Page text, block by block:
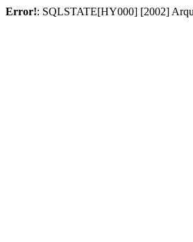
Error!: SQLSTATE[HY000] [2002]